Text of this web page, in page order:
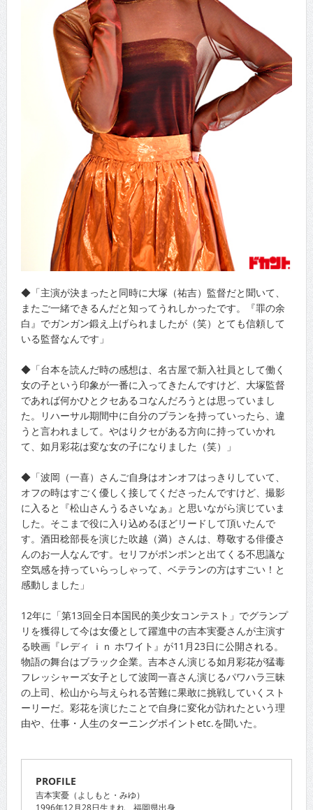
◆「主演が決まったと同時に大塚（祐吉）監督だと聞いて、
またご一緒できるんだと知ってうれしかったです。『罪の余
白』でガンガン鍛え上げられましたが（笑）とても信頼して
いる監督なんです」
◆「台本を読んだ時の感想は、名古屋で新入社員として働く
女の子という印象が一番に入ってきたんですけど、大塚監督
であれば何かひとクセあるコなんだろうとは思っていまし
た。リハーサル期間中に自分のプランを持っていったら、違
うと言われまして。やはりクセがある方向に持っていかれ
て、如月彩花は変な女の子になりました（笑）」
◆「波岡（一喜）さんご自身はオンオフはっきりしていて、
オフの時はすごく優しく接してくださったんですけど、撮影
に入ると『松山さんうるさいなぁ』と思いながら演じていま
した。そこまで役に入り込めるほどリードして頂いたんで
す。酒田稔部長を演じた吹越（満）さんは、尊敬する俳優さ
んのお一人なんです。セリフがポンポンと出てくる不思議な
空気感を持っていらっしゃって、ベテランの方はすごい！と
感動しました」
12年に「第13回全日本国民的美少女コンテスト」でグランプ
リを獲得して今は女優として躍進中の吉本実憂さんが主演す
る映画『レディ ｉｎ ホワイト』が11月23日に公開される。
物語の舞台はブラック企業。吉本さん演じる如月彩花が猛毒
フレッシャーズ女子として波岡一喜さん演じるパワハラ三昧
の上司、松山から与えられる苦難に果敢に挑戦していくスト
ーリーだ。彩花を演じたことで自身に変化が訪れたという理
由や、仕事・人生のターニングポイントetc.を聞いた。
PROFILE
吉本実憂（よしもと・みゆ）
1996年12月28日生まれ 福岡県出身